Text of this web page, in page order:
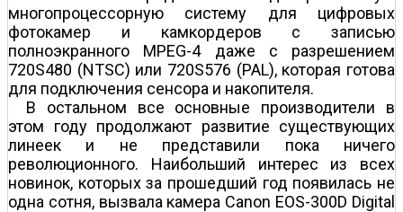
многопроцессорную систему для цифровых
фотокамер и камкордеров с записью
полноэкранного MPEG-4 даже с разрешением
720Ѕ480 (NTSC) или 720Ѕ576 (PAL), которая готова
для подключения сенсора и накопителя.
В остальном все основные производители в
этом году продолжают развитие существующих
линеек и не представили пока ничего
революционного. Наибольший интерес из всех
новинок, которых за прошедший год появилась не
одна сотня, вызвала камера Canon EOS-300D Digital